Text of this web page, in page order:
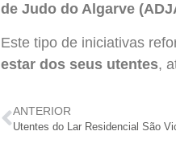
de Judo do Algarve
Este tipo de iniciativas
estar dos seus utentes,
ANTERIOR